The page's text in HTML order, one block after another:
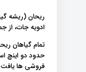
ریحان (ریشه
ادویه جات، از
تمام گیاهان
حدود دو اینچ
فروشی ها